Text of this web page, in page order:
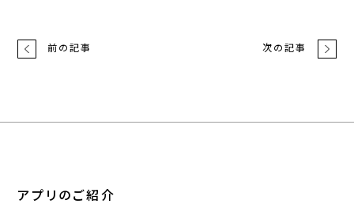
前の記事 次の記事
アプリのご紹介